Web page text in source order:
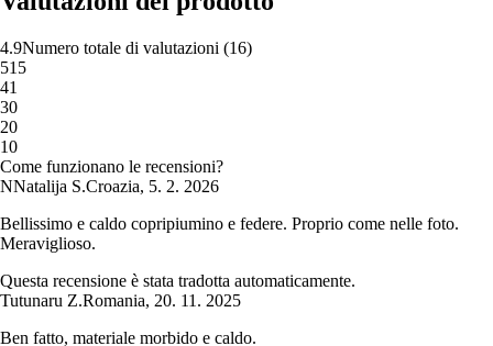
4.9Numero totale di valutazioni (16)
515
41
30
20
10
Come funzionano le recensioni?
NNatalija S.Croazia, 5. 2. 2026
Bellissimo e caldo copripiumino e federe. Proprio come nelle foto.
Meraviglioso.
Questa recensione è stata tradotta automaticamente.
Tutunaru Z.Romania, 20. 11. 2025
Ben fatto, materiale morbido e caldo.